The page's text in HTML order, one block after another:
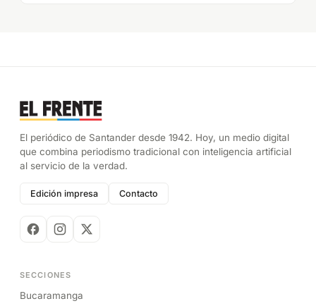
El periódico de Santander desde 1942. Hoy, un medio digital
que combina periodismo tradicional con inteligencia artificial
al servicio de la verdad.
Edición impresa Contacto
SECCIONES
Bucaramanga